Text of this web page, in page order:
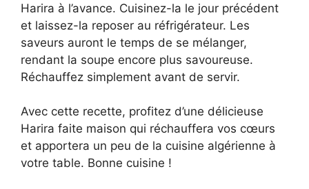
Harira à l’avance. Cuisinez-la le jour précédent
et laissez-la reposer au réfrigérateur. Les
saveurs auront le temps de se mélanger,
rendant la soupe encore plus savoureuse.
Réchauffez simplement avant de servir.
Avec cette recette, profitez d’une délicieuse
Harira faite maison qui réchauffera vos cœurs
et apportera un peu de la cuisine algérienne à
votre table. Bonne cuisine !